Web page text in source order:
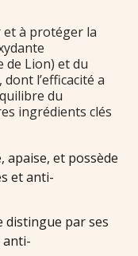
et à protéger la
de Lion) et du
l’efficacité a
du
ingrédients clés
apaise, et possède
et anti-
distingue par ses